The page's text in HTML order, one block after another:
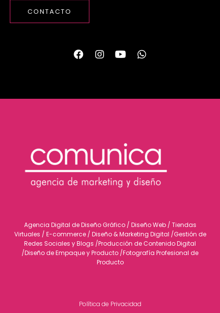
CONTACTO
Agencia Digital de Diseño Gráfico / Diseño Web / Tiendas
Virtuales / E-commerce / Diseño & Marketing Digital /Gestión de
Redes Sociales y Blogs /Producción de Contenido Digital
/Diseño de Empaque y Producto /Fotografía Profesional de
Producto
Política de Privacidad